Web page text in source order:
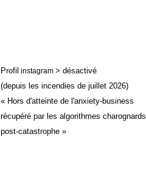
Profil instagram > désactivé
(depuis les incendies de juillet 2026)
« Hors d'atteinte de l'anxiety-business
récupéré par les algorithmes charognards
post-catastrophe »